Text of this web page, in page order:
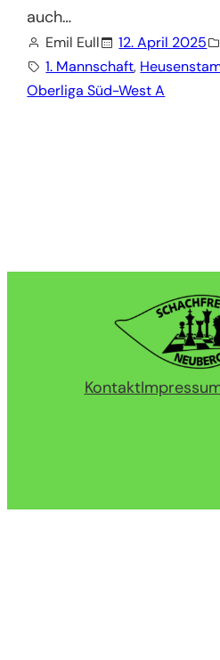
auch…
Emil Eull 12. April 2025
1. Mannschaft,
Oberliga Süd-West A
Kontakt